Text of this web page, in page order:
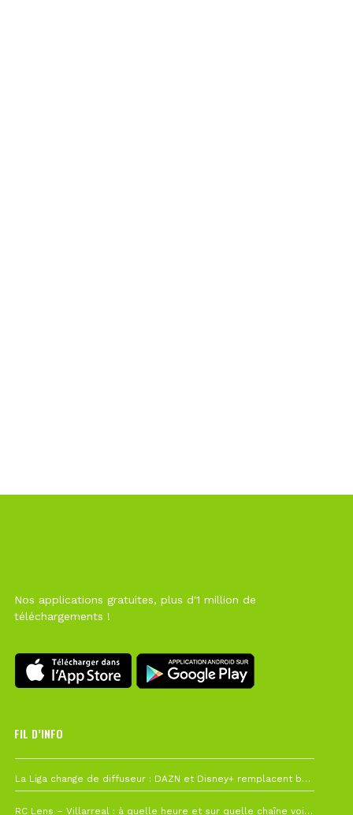
Nos applications gratuites, plus d'1 million de
téléchargements !
FIL D’INFO
La Liga change de diffuseur : DAZN et Disney+ remplacent beIN Sports !
RC Lens – Villarreal : à quelle heure et sur quelle chaîne voir la finale de la Como Cup ?